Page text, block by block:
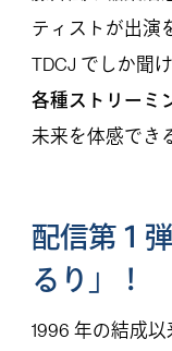
ティストが出演
TDCJ でしか聞け
各種ストリーミ
未来を体感でき
配信第１
るり」！
1996 年の結成